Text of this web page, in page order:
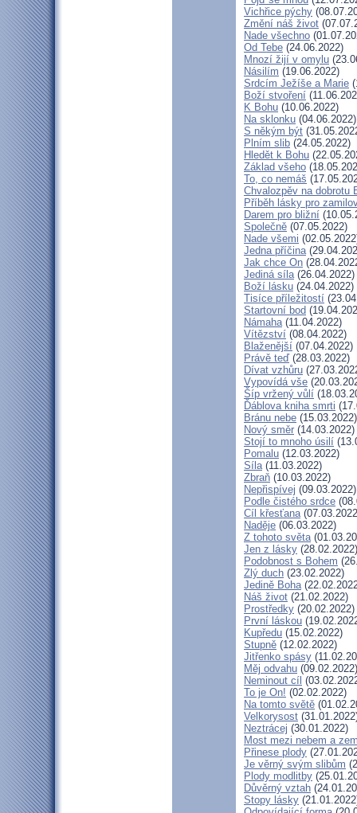
Vichřice pýchy
Změní náš život
Nade všechno
Od Tebe (24.06.2022)
Mnozí žijí v omylu
Násilím (19.06.2022)
Srdcím Ježíše a Marie
Boží stvoření
K Bohu (10.06.2022)
Na sklonku (04.06.2022)
S někým být
Plním slib (24.05.2022)
Hledět k Bohu
Základ všeho
To, co nemáš
Chvalozpěv na dobrotu
Příběh lásky pro
Darem pro bližní
Společně (07.05.2022)
Nade všemi
Jedna příčina
Jak chce On
Jediná síla(26.04.2022)
Boží lásku (24.04.2022)
Tisíce příležitostí
Startovní bod
Námaha(11.04.2022)
Vítězství (08.04.2022)
Blaženější (07.04.2022)
Právě teď (28.03.2022)
Dívat vzhůru
Vypovídá vše
Šíp vržený vůlí
Ďáblova kniha smrti
Bránu nebe (15.03.2022)
Nový směr (14.03.2022)
Stojí to mnoho úsilí
Pomalu (12.03.2022)
Síla(11.03.2022)
Zbraň (10.03.2022)
Nepřispívej (09.03.2022)
Podle čistého srdce
Cíl křesťana
Naděje (06.03.2022)
Z tohoto světa
Jen z lásky (28.02.2022)
Podobnost s Bohem
Zlý duch (23.02.2022)
Jedině Boha
Náš život (21.02.2022)
Prostředky (20.02.2022)
První láskou
Kupředu (15.02.2022)
Stupně (12.02.2022)
Jitřenko spásy
Měj odvahu (09.02.2022)
Neminout cíl
To je On! (02.02.2022)
Na tomto světě
Velkorysost
Neztrácej (30.01.2022)
Most mezi nebem a
Přinese plody
Je věrný svým slibům
Plody modlitby
Důvěrný vztah
Stopy lásky